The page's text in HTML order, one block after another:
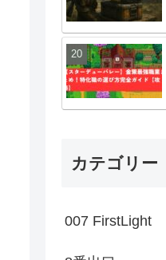
カテゴリー
007 FirstLight